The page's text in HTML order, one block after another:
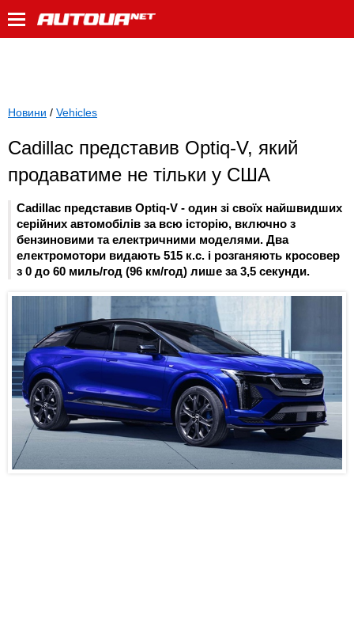
Новини / Vehicles
Cadillac представив Optiq-V, який
продаватиме не тільки у США
Cadillac представив Optiq-V - один зі своїх найшвидших
серійних автомобілів за всю історію, включно з
бензиновими та електричними моделями. Два
електромотори видають 515 к.с. і розганяють кросовер
з 0 до 60 миль/год (96 км/год) лише за 3,5 секунди.